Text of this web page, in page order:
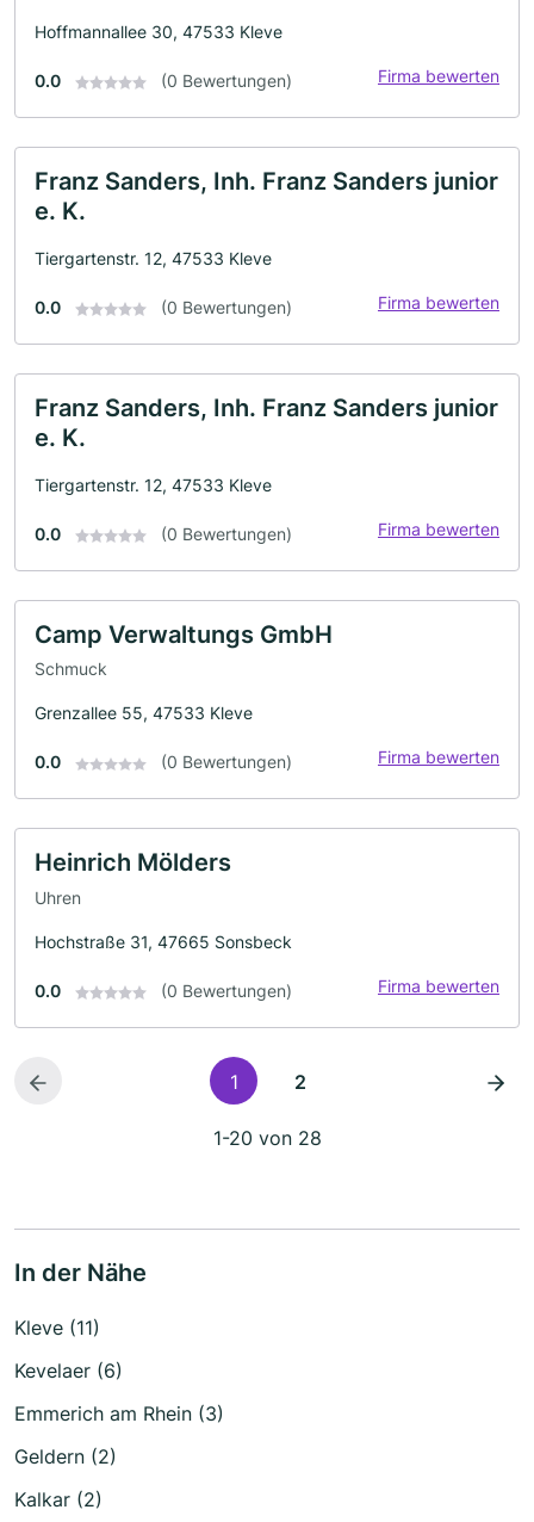
Hoffmannallee 30, 47533 Kleve
0.0 (0 Bewertungen) Firma bewerten
Franz Sanders, Inh. Franz Sanders junior
e. K.
Tiergartenstr. 12, 47533 Kleve
0.0 (0 Bewertungen) Firma bewerten
Franz Sanders, Inh. Franz Sanders junior
e. K.
Tiergartenstr. 12, 47533 Kleve
0.0 (0 Bewertungen) Firma bewerten
Camp Verwaltungs GmbH
Schmuck
Grenzallee 55, 47533 Kleve
0.0 (0 Bewertungen) Firma bewerten
Heinrich Mölders
Uhren
Hochstraße 31, 47665 Sonsbeck
0.0 (0 Bewertungen) Firma bewerten
1 2
1-20 von 28
In der Nähe
Kleve (11)
Kevelaer (6)
Emmerich am Rhein (3)
Geldern (2)
Kalkar (2)